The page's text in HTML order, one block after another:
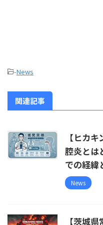
-News
関連記事
【ヒカ
腔炎とは
での経緯
News
【茨城